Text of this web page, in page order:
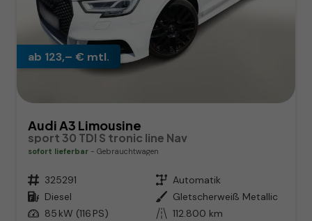
ab 123,– € mtl.
Audi A3 Limousine
sport 30 TDI S tronic line Nav
sofort lieferbar Gebrauchtwagen
Fahrzeugnr. 325291 Getriebe Automatik
Kraftstoff Diesel Außenfarbe Gletscherweiß Metallic
Leistung 85 kW (116 PS) Kilometerstand 112.800 km